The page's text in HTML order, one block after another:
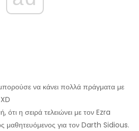
να κάνει πολλά πράγματα με
ότι η σειρά τελειώνει με τον Ezra
μαθητευόμενος για τον Darth Sidious.